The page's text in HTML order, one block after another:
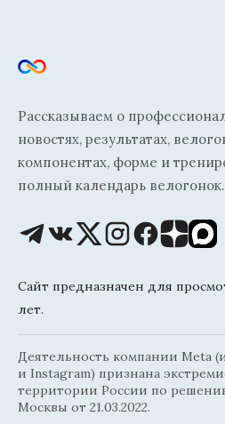
Рассказываем о
новостях, результатах,
компонентах, форме и
полный календарь велогонок.
Сайт предназначен для
лет.
Деятельность компании Meta
и Instagram) признана
территории России по
Москвы от 21.03.2022.